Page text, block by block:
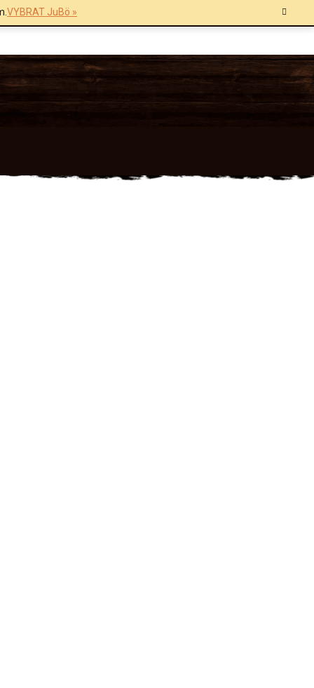
VYBRAT JuBö »